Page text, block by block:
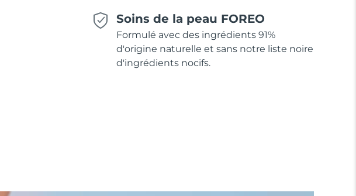
Soins de la peau FOREO
Formulé avec des ingrédients 91%
d'origine naturelle et sans notre liste noire
d'ingrédients nocifs.